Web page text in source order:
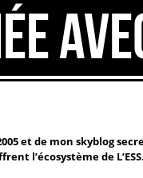
et de mon skyblog
l’écosystème de L’ESS.